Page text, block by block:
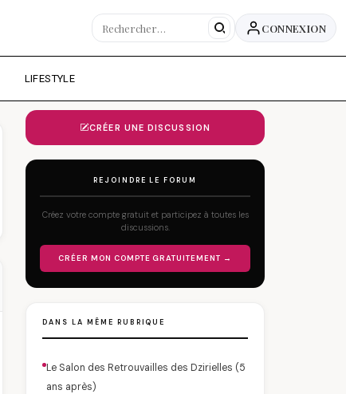
CONNEXION
LIFESTYLE
CRÉER UNE DISCUSSION
REJOINDRE LE FORUM
Créez votre compte gratuit et participez à toutes les
discussions.
CRÉER MON COMPTE GRATUITEMENT →
DANS LA MÊME RUBRIQUE
Le Salon des Retrouvailles des Dzirielles (5
ans après)